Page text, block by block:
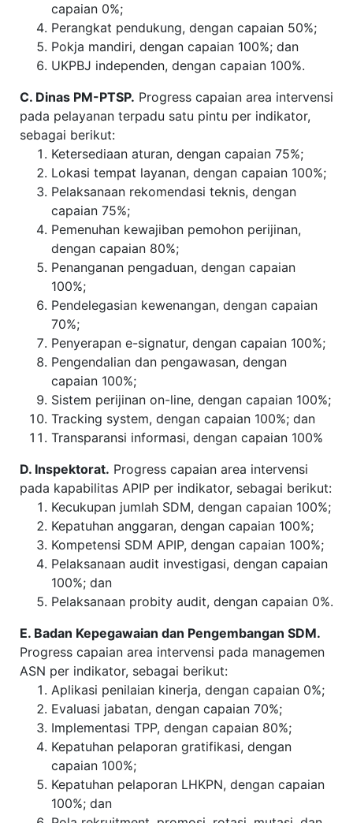
capaian 0%;
Perangkat pendukung, dengan capaian 50%;
Pokja mandiri, dengan capaian 100%; dan
UKPBJ independen, dengan capaian 100%.
C. Dinas PM-PTSP. Progress capaian area intervensi
pada pelayanan terpadu satu pintu per indikator,
sebagai berikut:
Ketersediaan aturan, dengan capaian 75%;
Lokasi tempat layanan, dengan capaian 100%;
Pelaksanaan rekomendasi teknis, dengan
capaian 75%;
Pemenuhan kewajiban pemohon perijinan,
dengan capaian 80%;
Penanganan pengaduan, dengan capaian
100%;
Pendelegasian kewenangan, dengan capaian
70%;
Penyerapan e-signatur, dengan capaian 100%;
Pengendalian dan pengawasan, dengan
capaian 100%;
Sistem perijinan on-line, dengan capaian 100%;
Tracking system, dengan capaian 100%; dan
Transparansi informasi, dengan capaian 100%
D. Inspektorat. Progress capaian area intervensi
pada kapabilitas APIP per indikator, sebagai berikut:
Kecukupan jumlah SDM, dengan capaian 100%;
Kepatuhan anggaran, dengan capaian 100%;
Kompetensi SDM APIP, dengan capaian 100%;
Pelaksanaan audit investigasi, dengan capaian
100%; dan
Pelaksanaan probity audit, dengan capaian 0%.
E. Badan Kepegawaian dan Pengembangan SDM.
Progress capaian area intervensi pada managemen
ASN per indikator, sebagai berikut:
Aplikasi penilaian kinerja, dengan capaian 0%;
Evaluasi jabatan, dengan capaian 70%;
Implementasi TPP, dengan capaian 80%;
Kepatuhan pelaporan gratifikasi, dengan
capaian 100%;
Kepatuhan pelaporan LHKPN, dengan capaian
100%; dan